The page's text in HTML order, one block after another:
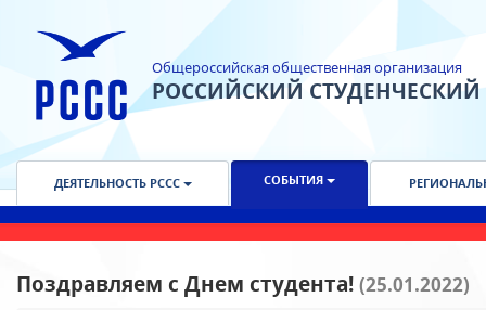
Общероссийская общественная организация
РОССИЙСКИЙ
ДЕЯТЕЛЬНОСТЬ РССС СОБЫТИЯ
Поздравляем с Днем студента! (25.01.2022)